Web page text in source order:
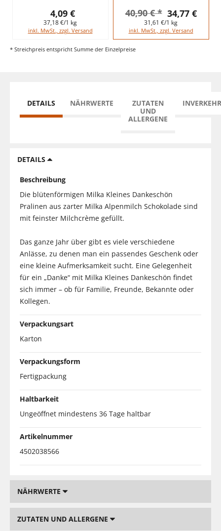
4,09 €
37,18 €/1 kg
inkl. MwSt., zzgl. Versand
34,77 €
40,90 € *
31,61 €/1 kg
inkl. MwSt., zzgl. Versand
* Streichpreis entspricht Summe der Einzelpreise
DETAILS NÄHRWERTE
ZUTATEN
UND
ALLERGENE
DETAILS
Beschreibung
Die blütenförmigen Milka Kleines Dankeschön
Pralinen aus zarter Milka Alpenmilch Schokolade sind
mit feinster Milchcrème gefüllt.
Das ganze Jahr über gibt es viele verschiedene
Anlässe, zu denen man ein passendes Geschenk oder
eine kleine Aufmerksamkeit sucht. Eine Gelegenheit
für ein „Danke“ mit Milka Kleines Dankeschön findet
sich immer – ob für Familie, Freunde, Bekannte oder
Kollegen.
Verpackungsart
Karton
Verpackungsform
Fertigpackung
Haltbarkeit
Ungeöffnet mindestens 36 Tage haltbar
Artikelnummer
4502038566
NÄHRWERTE
ZUTATEN UND ALLERGENE